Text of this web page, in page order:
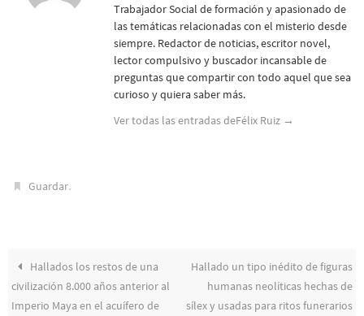
Trabajador Social de formación y apasionado de
las temáticas relacionadas con el misterio desde
siempre. Redactor de noticias, escritor novel,
lector compulsivo y buscador incansable de
preguntas que compartir con todo aquel que sea
curioso y quiera saber más.
Ver todas las entradas deFélix Ruiz →
Guardar.
Hallados los restos de una
civilización 8.000 años anterior al
Imperio Maya en el acuífero de
Hallado un tipo inédito de figuras
humanas neolíticas hechas de
sílex y usadas para ritos funerarios